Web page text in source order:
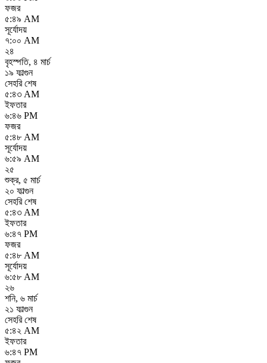
ফজর
৫:৪৯ AM
সূর্যোদয়
৭:০০ AM
২৪
বৃহস্পতি, ৪ মার্চ
১৯ ফাল্গুন
সেহরি শেষ
৫:৪৩ AM
ইফতার
৬:৪৬ PM
ফজর
৫:৪৮ AM
সূর্যোদয়
৬:৫৯ AM
২৫
শুক্র, ৫ মার্চ
২০ ফাল্গুন
সেহরি শেষ
৫:৪৩ AM
ইফতার
৬:৪৭ PM
ফজর
৫:৪৮ AM
সূর্যোদয়
৬:৫৮ AM
২৬
শনি, ৬ মার্চ
২১ ফাল্গুন
সেহরি শেষ
৫:৪২ AM
ইফতার
৬:৪৭ PM